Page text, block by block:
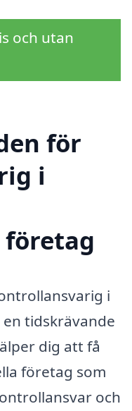
och utan
för
i
i
tidskrävande
dig att få
företag som
och